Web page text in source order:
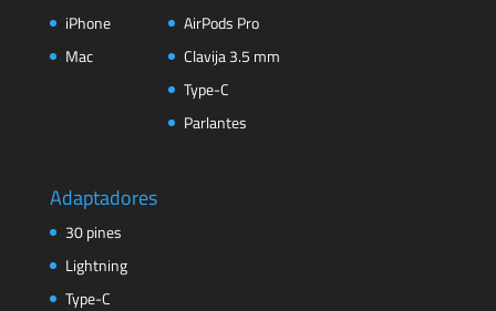
iPhone
Mac
AirPods Pro
Clavija 3.5 mm
Type-C
Parlantes
Adaptadores
30 pines
Lightning
Type-C